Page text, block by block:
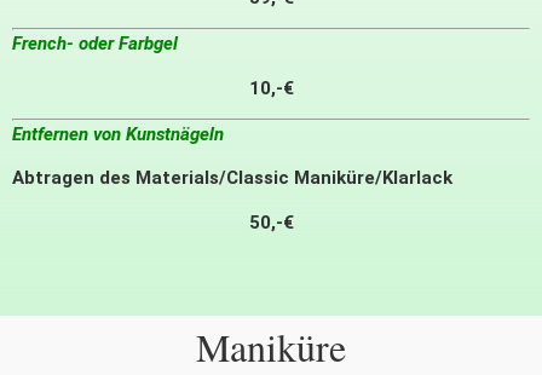
French- oder Farbgel
10,-€
Entfernen von Kunstnägeln
Abtragen des Materials/Classic Maniküre/Klarlack
50,-€
Maniküre